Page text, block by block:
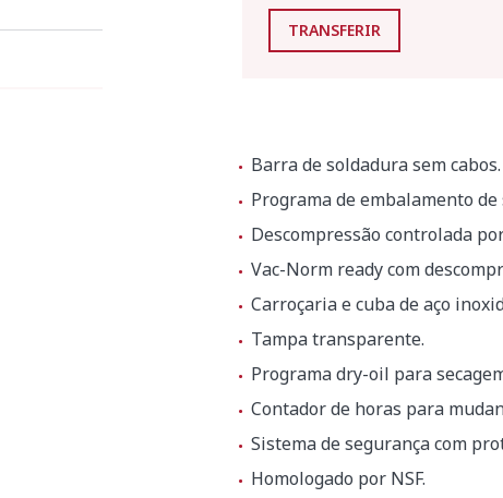
TRANSFERIR
Barra de soldadura sem cabos.
Programa de embalamento de
Descompressão controlada
Vac-Norm ready com
Carroçaria e cuba de aço
Tampa transparente.
Programa dry-oil para
Contador de horas para
Sistema de segurança com
Homologado por NSF.